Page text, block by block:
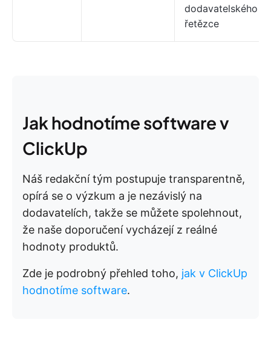
dodavatelského
řetězce
Jak hodnotíme software v
ClickUp
Náš redakční tým postupuje transparentně,
opírá se o výzkum a je nezávislý na
dodavatelích, takže se můžete spolehnout,
že naše doporučení vycházejí z reálné
hodnoty produktů.
Zde je podrobný přehled toho, jak v ClickUp
hodnotíme software.